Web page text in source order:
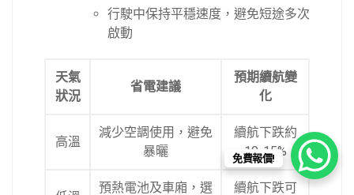
行駛中保持平穩速度，避免短途多次
啟動
天氣
狀況
省電建議
預期續航變
化
高溫
減少空調使用，避免
暴曬
續航下跌約
10-15%
預熱電池及車廂，選 續航下跌可
免費報價!